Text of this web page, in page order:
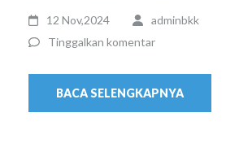
12 Nov,2024
adminbkk
Tinggalkan komentar
BACA SELENGKAPNYA